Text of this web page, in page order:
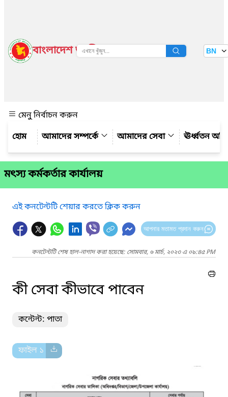
বাংলাদেশ জাতীয় তথ্য বাতায়ন BN
মেনু নির্বাচন করুন
আমাদের সম্পর্কে
আমাদের সেবা ঊর্ধ্বতন
মৎস্য কর্মকর্তার কার্যালয়
এই কনটেন্টটি শেয়ার করতে ক্লিক করুন
আপনার মতামত প্রদান করুন
কনটেন্টটি শেষ হাল-নাগাদ করা হয়েছে: সোমবার, ৬ মার্চ, ২০২৩ এ ০৯:৪৫ PM
কী সেবা কীভাবে পাবেন
কন্টেন্ট: পাতা
ফাইল ১